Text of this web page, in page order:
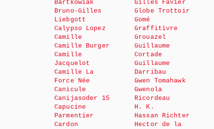
Bartkowiak
Bruno-Gilles
Liebgott
Calypso Lopez
Camille
Camille Burger
Camille
Jacquelot
Camille La
Force Née
Canicule
Canijasoder 15
Capucine
Parmentier
Cardon
Gilles Favier
Globe Trottoir
Gomé
Graffitivre
Grouazel
Guillaume
Cortade
Guillaume
Darribau
Gwen Tomahawk
Gwenola
Ricordeau
H. K.
Hassan Richter
Hector de la